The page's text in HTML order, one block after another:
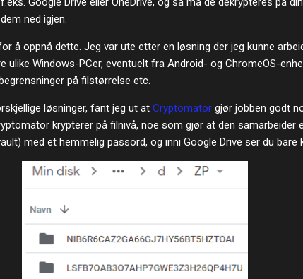
dem ned igjen.
å oppnå dette. Jeg var ute etter en løsning der jeg kunne
ulike Windows-PCer, eventuelt fra Android- og ChromeOS-
på filstørrelse etc.
løsninger, fant jeg ut at Cryptomator gjør jobben godt
krypterer på filnivå, noe som gjør at den samarbeider
med et hemmelig passord, og inni Google Drive ser du